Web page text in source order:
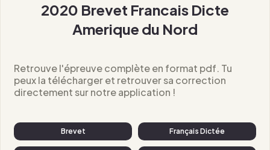
2020 Brevet Francais Dicte
Amerique du Nord
Retrouve l'épreuve complète en format pdf. Tu
peux la télécharger et retrouver sa correction
directement sur notre application !
Brevet Français Dictée